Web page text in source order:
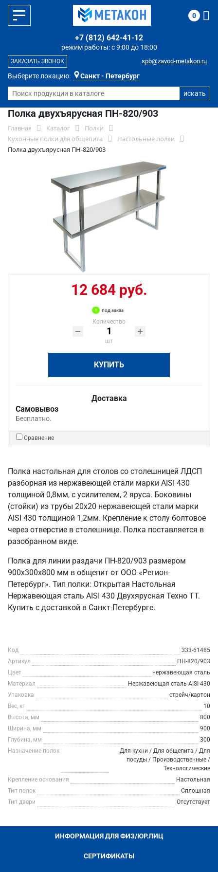
Выберите локацию: Санкт - Петербург
режим работы: с 9:00 до 18:00
+7 (812) 642-41-12
spb@zavod-metakon.ru
ЗАКАЗАТЬ ЗВОНОК
0
Полка двухъярусная ПН-820/903
Главная Каталог
Полки
Кухонные полки для общепита
Настольные полки
Полка двухъярусная ПН-820/903
12 684 руб.
под заказ
Количество
шт
КУПИТЬ
Доставка
Самовывоз
Бесплатно.
Сравнение
Полка настольная для столов со столешницей ЛДСП
разборная из нержавеющей стали марки AISI 430
толщиной 0,8мм, с усилителем, 2 яруса. Боковины
(стойки) из трубы 20х20 нержавеющей стали марки
AISI 430 толщиной 1,2мм. Крепление к столу болтовое
через отверстие в столешнице. Полка поставляется в
разобранном виде.
Полка для линии раздачи ПН-820/903 размером
900х300х800 мм в общепит от ООО «Регион-
Петербург». Тип полки: Открытая Настольная
Нержавеющая сталь AISI 430 Двухярусная Техно ТТ.
Купить с доставкой в Санкт‑Петербурге.
Код
333-61485
Артикул
ПН-820/903
Цвет
нержавеющая сталь
Материал
Нержавеющая сталь AISI 430
Упаковка
стрейч/картон
Вес, кг
10
Высота, мм
800
Ширина, мм
900
Глубина, мм
300
Назначение полок
Для кухни / Для общепита / Для
посуды / Производственные /
Технологические
Крепление основания
Настольная
Тип полок
Сплошная
Тип двери
Отсутствует
ИНФОРМАЦИЯ ДЛЯ ФИЗ/ЮР.ЛИЦ
СЕРТИФИКАТЫ